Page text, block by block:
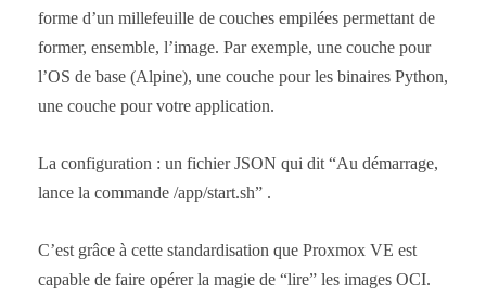
forme d’un millefeuille de couches empilées permettant de
former, ensemble, l’image. Par exemple, une couche pour
l’OS de base (Alpine), une couche pour les binaires Python,
une couche pour votre application.
La configuration : un fichier JSON qui dit “Au démarrage,
lance la commande /app/start.sh” .
C’est grâce à cette standardisation que Proxmox VE est
capable de faire opérer la magie de “lire” les images OCI.